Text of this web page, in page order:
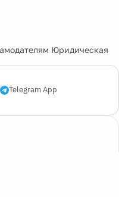
Юридическая
Telegram App